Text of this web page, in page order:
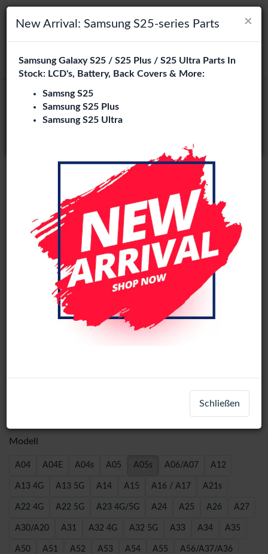
×
Wählen Sie Ihre Sprache
Es sieht so aus, als wären Sie in Vereinigte Staaten
Besuchen Sie
Navigation umschalten
suchen
Login
Wave Book Case For Samsung A05s -
Modell
A04 A04E A04s A05 A05s A06/A07 A12
A13 4G A13 5G A14 A15 A16 / A17 A21s
A22 4G A22 5G A23 4G/5G A24 A25 A26 A27
A30/A20 A31 A32 4G A32 5G A33 A34 A35
A50 A51 A52 A53 A54 A55 A56/A37/A36
×
New Arrival: Samsung S25-series Parts
Samsung Galaxy S25 / S25 Plus / S25 Ultra Parts In
Stock: LCD's, Battery, Back Covers & More:
Samsng S25
Samsung S25 Plus
Samsung S25 Ultra
Schließen